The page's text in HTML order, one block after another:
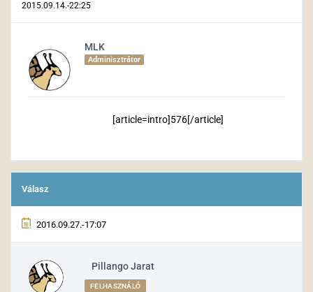
2015.09.14.-22:25
MLK
Adminisztrátor
[article=intro]576[/article]
Válasz
2016.09.27.-17:07
Pillango Jarat
FELHASZNÁLÓ